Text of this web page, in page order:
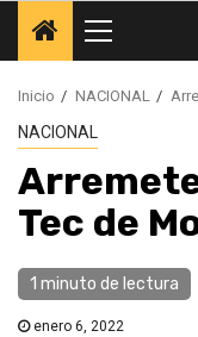
Menú
principal
Inicio NACIONAL
NACIONAL
Tec de
1 minuto de lectura
enero 6, 2022